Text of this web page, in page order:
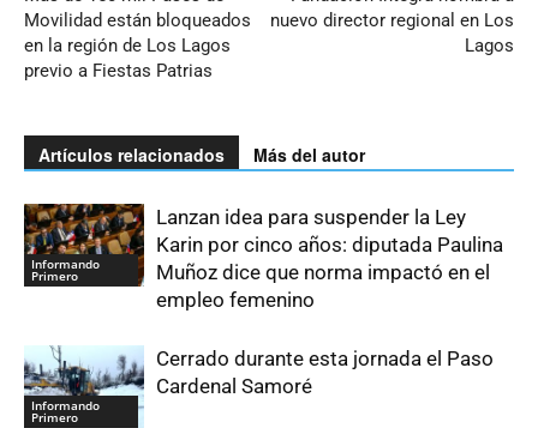
Movilidad están bloqueados
en la región de Los Lagos
previo a Fiestas Patrias
nuevo director regional en Los
Lagos
Artículos relacionados Más del autor
Informando
Primero
Lanzan idea para suspender la Ley
Karin por cinco años: diputada Paulina
Muñoz dice que norma impactó en el
empleo femenino
Informando
Primero
Cerrado durante esta jornada el Paso
Cardenal Samoré